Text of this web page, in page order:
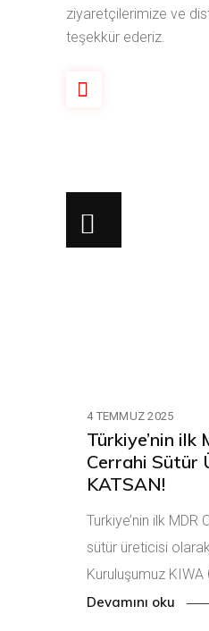
ziyaretçilerimize ve
teşekkür ederiz.
4 TEMMUZ 2025
Türkiye’nin ilk
Cerrahi Sütür
KATSAN!
Turkiye’nin ilk MDR
sütür üreticisi
Kuruluşumuz KIWA
Devamını oku